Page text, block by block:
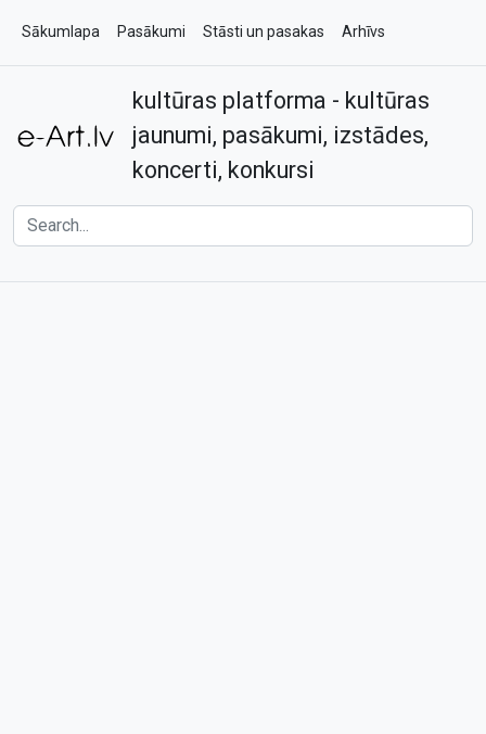
Sākumlapa Pasākumi Stāsti un pasakas Arhīvs
Kontakti
kultūras platforma - kultūras
jaunumi, pasākumi, izstādes,
koncerti, konkursi